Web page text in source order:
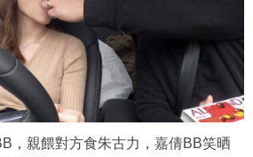
，親餵對方食朱古力，嘉倩BB笑晒